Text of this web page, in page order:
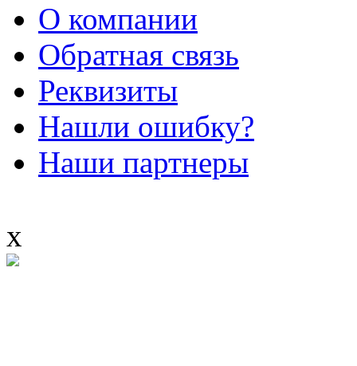
О компании
Обратная связь
Реквизиты
Нашли ошибку?
Наши партнеры
x